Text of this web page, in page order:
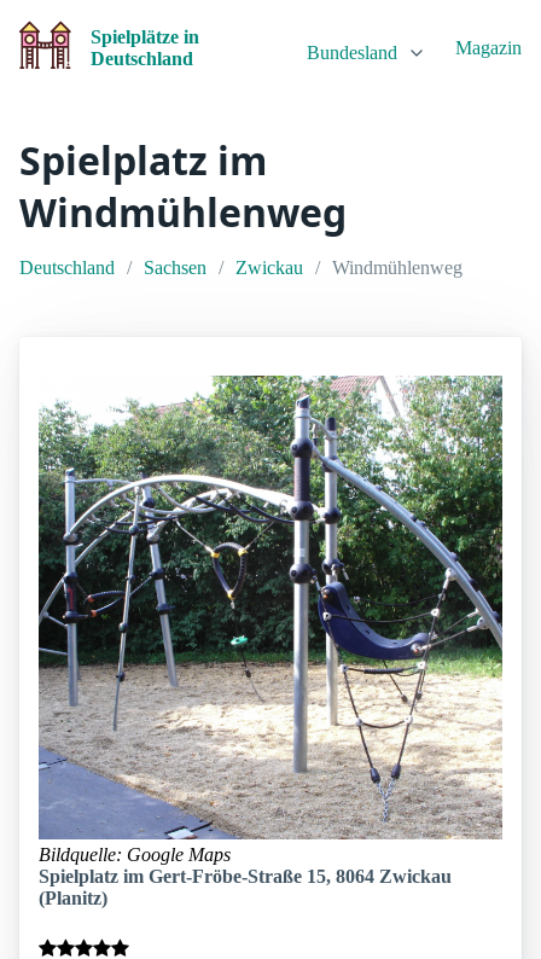
Spielplätze in
Deutschland
Bundesland Magazin
Spielplatz im
Windmühlenweg
Deutschland Sachsen Zwickau Windmühlenweg
Bildquelle: Google Maps
Spielplatz im Gert-Fröbe-Straße 15, 8064 Zwickau
(Planitz)